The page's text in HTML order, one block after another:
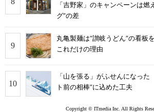
「吉野家」のキャンペーンは燃
グ”の差
丸亀製麺は“讃岐うどん”の看板
これだけの理由
「山を張る」がふせんになっ
ト前の相棒”に込めた工夫
Copyright © ITmedia Inc. All Rights